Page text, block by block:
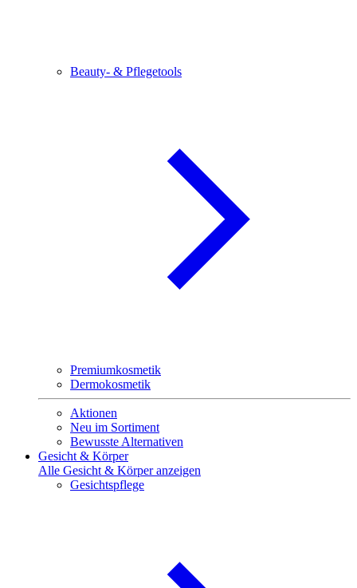
Beauty- & Pflegetools
Premiumkosmetik
Dermokosmetik
Aktionen
Neu im Sortiment
Bewusste Alternativen
Gesicht & Körper
Alle Gesicht & Körper anzeigen
Gesichtspflege